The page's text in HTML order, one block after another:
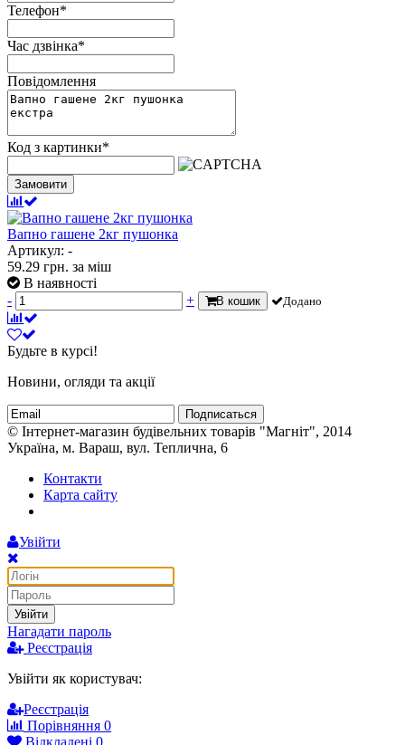
Телефон*
Час дзвінка*
Повідомлення
Код з картинки*
Замовити
Вапно гашене 2кг пушонка
Артикул: -
59.29 грн. за міш
В наявності
-
+ В кошик Додано
Будьте в курсі!
Новини, огляди та акції
Подписаться
© Інтернет-магазин будівельних товарів "Магніт", 2014
Україна, м. Вараш, вул. Теплична, 6
Контакти
Карта сайту
Увійти
Увійти
Нагадати пароль
Реєстрація
Увійти як користувач:
Реєстрація
Порівняння 0
Відкладені 0